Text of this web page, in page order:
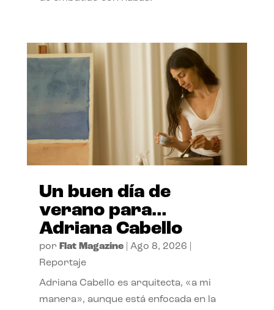
Un buen día de
verano para…
Adriana Cabello
por Flat Magazine| Ago 8, 2026
Reportaje
Adriana Cabello es arquitecta, «a mi
manera», aunque está enfocada en la